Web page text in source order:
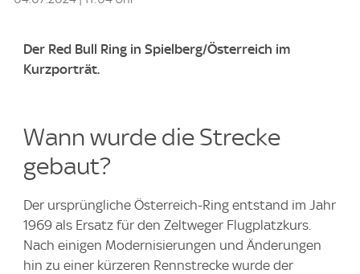
Der Red Bull Ring in Spielberg/Österreich im
Kurzporträt.
Wann wurde die Strecke
gebaut?
Der ursprüngliche Österreich-Ring entstand im Jahr
1969 als Ersatz für den Zeltweger Flugplatzkurs.
Nach einigen Modernisierungen und Änderungen
hin zu einer kürzeren Rennstrecke wurde der